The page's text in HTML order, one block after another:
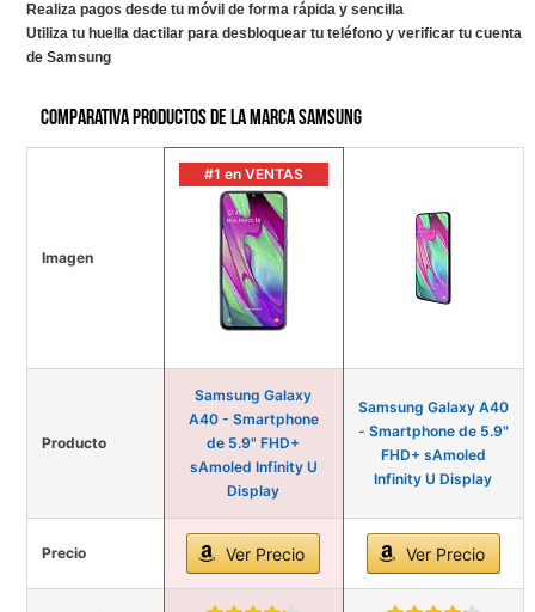
Realiza pagos desde tu móvil de forma rápida y sencilla
Utiliza tu huella dactilar para desbloquear tu teléfono y verificar tu cuenta
de Samsung
Comparativa productos de la marca Samsung
Imagen
#1 en VENTAS
Producto
Samsung Galaxy
A40 - Smartphone
de 5.9" FHD+
sAmoled Infinity U
Display
Samsung Galaxy A40
- Smartphone de 5.9"
FHD+ sAmoled
Infinity U Display
Precio Ver Precio Ver Precio